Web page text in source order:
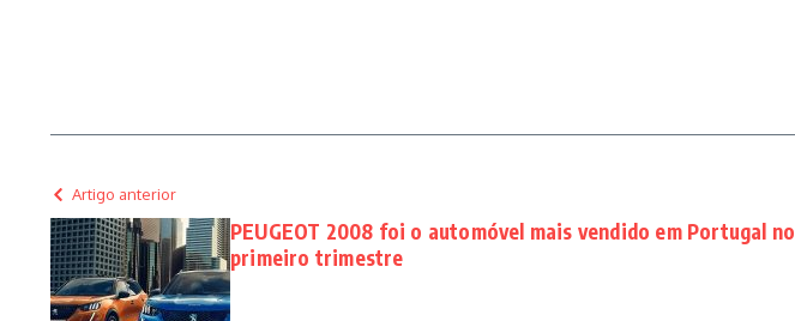
Artigo anterior
PEUGEOT 2008 foi o automóvel mais vendido em Portugal no
primeiro trimestre